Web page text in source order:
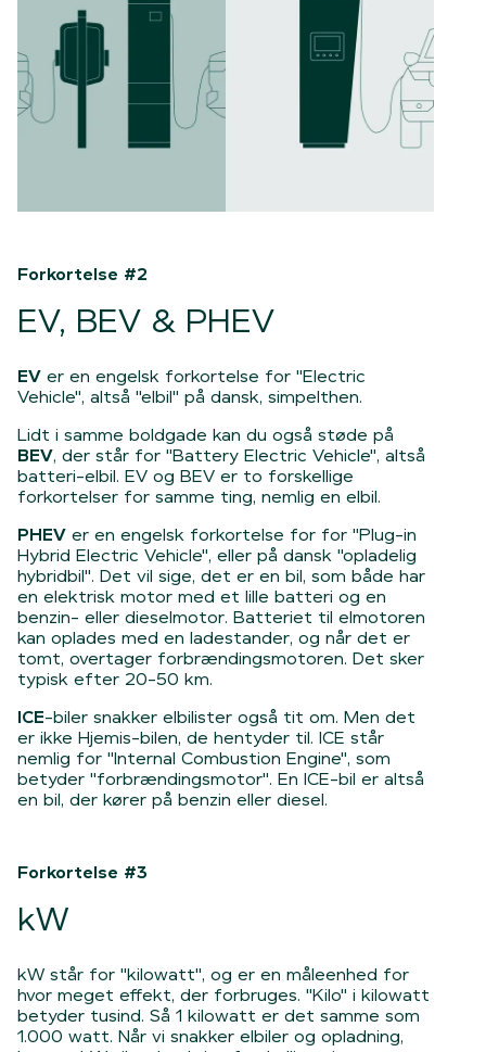
Forkortelse #2
EV, BEV & PHEV
EV er en engelsk forkortelse for "Electric
Vehicle", altså "elbil" på dansk, simpelthen.
Lidt i samme boldgade kan du også støde på
BEV, der står for "Battery Electric Vehicle", altså
batteri-elbil. EV og BEV er to forskellige
forkortelser for samme ting, nemlig en elbil.
PHEV er en engelsk forkortelse for for "Plug-in
Hybrid Electric Vehicle", eller på dansk "opladelig
hybridbil". Det vil sige, det er en bil, som både har
en elektrisk motor med et lille batteri og en
benzin- eller dieselmotor. Batteriet til elmotoren
kan oplades med en ladestander, og når det er
tomt, overtager forbrændingsmotoren. Det sker
typisk efter 20-50 km.
ICE-biler snakker elbilister også tit om. Men det
er ikke Hjemis-bilen, de hentyder til. ICE står
nemlig for "Internal Combustion Engine", som
betyder "forbrændingsmotor". En ICE-bil er altså
en bil, der kører på benzin eller diesel.
Forkortelse #3
kW
kW står for "kilowatt", og er en måleenhed for
hvor meget effekt, der forbruges. "Kilo" i kilowatt
betyder tusind. Så 1 kilowatt er det samme som
1.000 watt. Når vi snakker elbiler og opladning,